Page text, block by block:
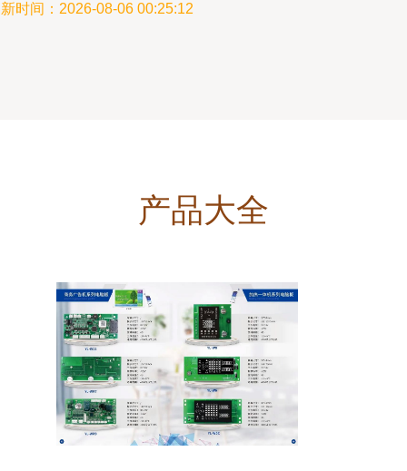
时间：2026-08-06 00:25:12
产品大全